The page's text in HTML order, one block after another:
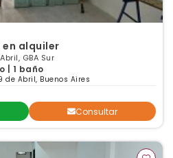
en alquiler
GBA Sur
| 1 baño
Abril, Buenos Aires
Consultar